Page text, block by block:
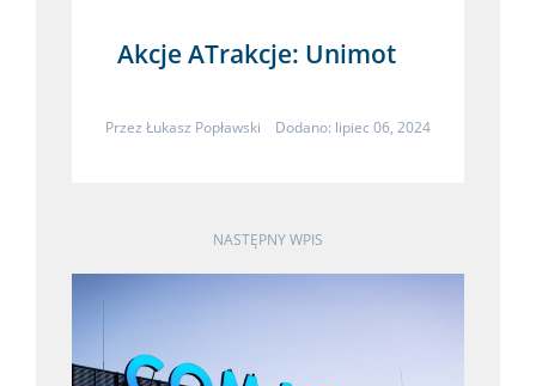
Akcje ATrakcje: Unimot
Przez Łukasz Popławski Dodano: lipiec 06, 2024
NASTĘPNY WPIS